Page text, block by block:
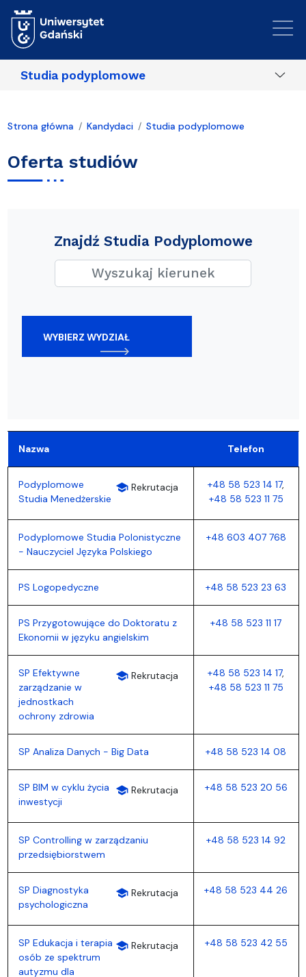
Studia podyplomowe
Strona główna Kandydaci Studia podyplomowe
Oferta studiów
Znajdź Studia Podyplomowe
WYBIERZ WYDZIAŁ
Nazwa Telefon
school Rekrutacja
Podyplomowe
Studia Menedżerskie
+48 58 523 14 17,
+48 58 523 11 75
Podyplomowe Studia Polonistyczne
- Nauczyciel Języka Polskiego
+48 603 407 768
PS Logopedyczne +48 58 523 23 63
PS Przygotowujące do Doktoratu z
Ekonomii w języku angielskim
+48 58 523 11 17
school Rekrutacja
SP Efektywne
zarządzanie w
jednostkach
ochrony zdrowia
+48 58 523 14 17,
+48 58 523 11 75
SP Analiza Danych - Big Data +48 58 523 14 08
school Rekrutacja
SP BIM w cyklu życia
inwestycji
+48 58 523 20 56
SP Controlling w zarządzaniu
przedsiębiorstwem
+48 58 523 14 92
school Rekrutacja
SP Diagnostyka
psychologiczna
+48 58 523 44 26
school Rekrutacja
SP Edukacja i terapia
osób ze spektrum
autyzmu dla
+48 58 523 42 55